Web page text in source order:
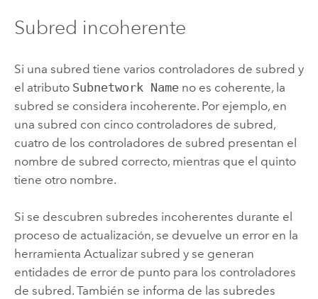
Subred incoherente
Si una subred tiene varios controladores de subred y
el atributo Subnetwork Nameno es coherente, la
subred se considera incoherente. Por ejemplo, en
una subred con cinco controladores de subred,
cuatro de los controladores de subred presentan el
nombre de subred correcto, mientras que el quinto
tiene otro nombre.
Si se descubren subredes incoherentes durante el
proceso de actualización, se devuelve un error en la
herramienta Actualizar subred y se generan
entidades de error de punto para los controladores
de subred. También se informa de las subredes